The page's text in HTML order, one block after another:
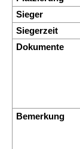
Sieger
Siegerzeit
Dokumente
Bemerkung